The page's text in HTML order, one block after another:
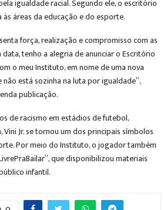
igualdade racial. Segundo ele, o escritório
áreas da educação e do esporte.
força, realização e compromisso com as
tenho a alegria de anunciar o Escritório
o meu Instituto, em nome de uma nova
está sozinha na luta por igualdade”,
publicação.
de racismo em estádios de futebol,
Vini Jr. se tornou um dos principais símbolos
Por meio do Instituto, o jogador também
que disponibilizou materiais
infantil.